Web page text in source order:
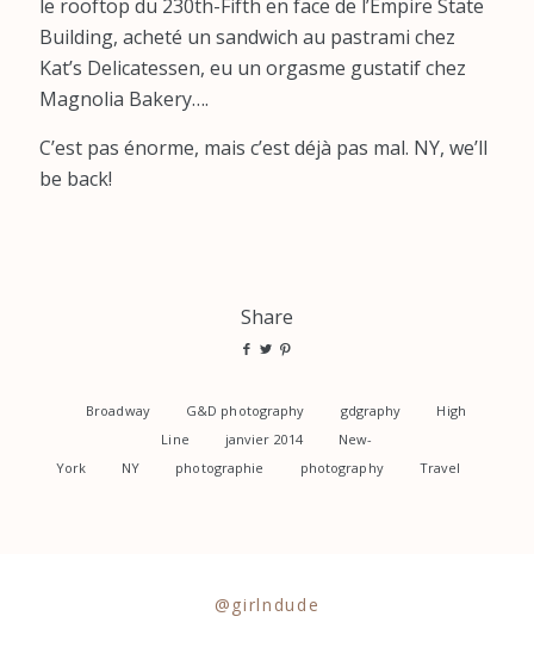
le rooftop du 230th-Fifth en face de l’Empire State
Building, acheté un sandwich au pastrami chez
Kat’s Delicatessen, eu un orgasme gustatif chez
Magnolia Bakery….
C’est pas énorme, mais c’est déjà pas mal. NY, we’ll
be back!
Share
Broadway G&D photography gdgraphy
High
Line
janvier 2014
New-
York
NY photographie photography Travel
@girlndude